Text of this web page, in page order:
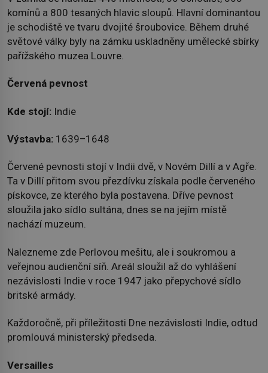
komínů a 800 tesaných hlavic sloupů. Hlavní dominantou
je schodiště ve tvaru dvojité šroubovice. Během druhé
světové války byly na zámku uskladněny umělecké sbírky
pařížského muzea Louvre.
Červená pevnost
Kde stojí: Indie
Výstavba: 1639–1648
Červené pevnosti stojí v Indii dvě, v Novém Dillí a v Agře.
Ta v Dillí přitom svou přezdívku získala podle červeného
pískovce, ze kterého byla postavena. Dříve pevnost
sloužila jako sídlo sultána, dnes se na jejím místě
nachází muzeum.
Nalezneme zde Perlovou mešitu, ale i soukromou a
veřejnou audienční síň. Areál sloužil až do vyhlášení
nezávislosti Indie v roce 1947 jako přepychové sídlo
britské armády.
Každoročně, při příležitosti Dne nezávislosti Indie, odtud
promlouvá ministerský předseda.
Versailles